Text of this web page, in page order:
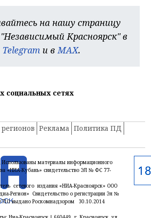
на нашу страницу
Красноярск" в
Telegram и вMAX.
социальных сетях
Реклама Политика ПД
материалы информационного
«НИА-Кубань» свидетельство ЭЛ № ФС 77-
сетевого издания «НИА-Красноярск» ООО
Регион» Свидетельство о регистрации Эл №
выдано Роскомнадзором 30.10.2014